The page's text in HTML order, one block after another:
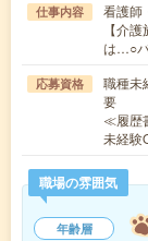
仕事内容
看護師
【介
は…○
応募資格
職種未
要
≪履歴
未経験
職場の雰囲気
年齢層